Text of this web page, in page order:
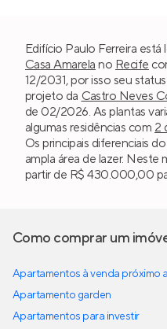
Edifício Paulo Ferreira está
Casa Amarela no Recife
12/2031, por isso seu
projeto da Castro Neves
de 02/2026. As plantas
algumas residências com 2
Os principais diferenciais
ampla área de lazer.
partir de R$ 430.000,00
Como comprar um
Apartamentos à venda próximo
Apartamento garden
Apartamentos para investir